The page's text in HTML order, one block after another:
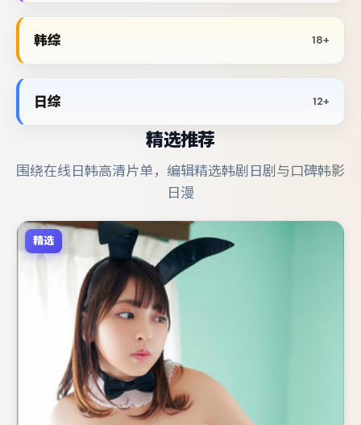
韩综 18+
日综 12+
精选推荐
围绕在线日韩高清片单，编辑精选韩剧日剧与口碑韩影
日漫
精选